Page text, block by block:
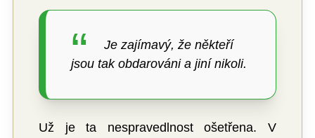
Je zajímavý, že někteří
jsou tak obdarováni a jiní nikoli.
Už je ta nespravedlnost ošetřena. V